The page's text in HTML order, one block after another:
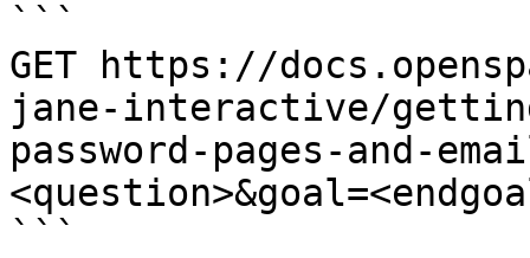
```
GET https://
jane-interactive/
password-pages-and-
```